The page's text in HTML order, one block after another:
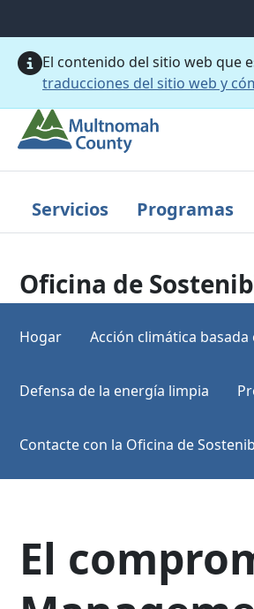
El contenido del sitio web que
traducciones del sitio web y
Servicios Programas
Oficina de
Hogar Acción climática basada
Defensa de la energía limpia
Contacte con la Oficina de
El